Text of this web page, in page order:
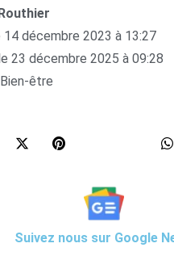
14 décembre 2023 à 13:27
23 décembre 2025 à 09:28
être
Suivez nous sur Google